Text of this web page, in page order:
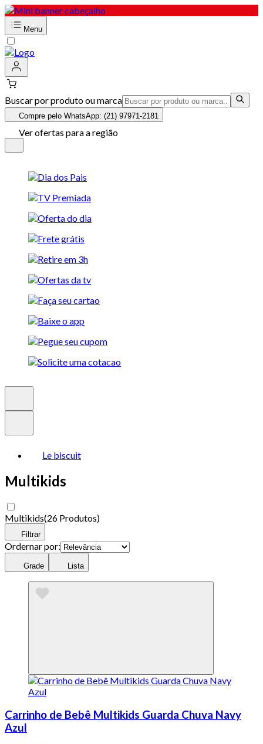
Menu
Buscar por produto ou marca
Compre pelo WhatsApp: (21) 97971-2181
Ver ofertas para a região
Le biscuit
Multikids
Multikids(26 Produtos)
Filtrar
Ordernar por:
Grade Lista
Carrinho de Bebê Multikids Guarda Chuva Navy
Azul